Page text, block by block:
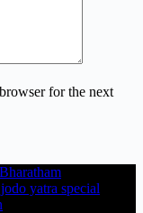
for the next
yatra special